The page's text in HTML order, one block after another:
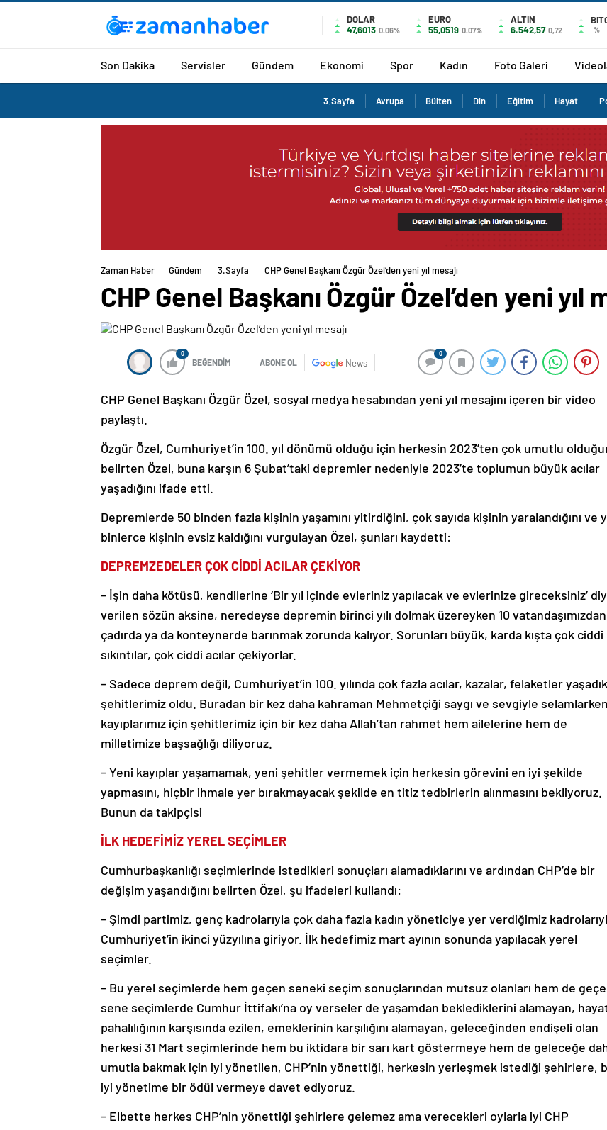
DOLAR
47,6013 0.06%
EURO
55,0519 0.07%
ALTIN
6.542,57 0,72 %
Son Dakika Servisler Gündem Ekonomi Spor Kadın Foto Galeri
3.Sayfa Avrupa Bülten Din Eğitim Hayat
Zaman Haber Gündem 3.Sayfa CHP Genel Başkanı Özgür Özel’den yeni yıl mesajı
CHP Genel Başkanı Özgür Özel’den yeni yıl
0
BEĞENDİM ABONE OL News
0
CHP Genel Başkanı Özgür Özel, sosyal medya hesabından yeni yıl mesajını içeren bir video
paylaştı.
Özgür Özel, Cumhuriyet’in 100. yıl dönümü olduğu için herkesin 2023’ten çok umutlu
belirten Özel, buna karşın 6 Şubat’taki depremler nedeniyle 2023’te toplumun büyük acılar
yaşadığını ifade etti.
Depremlerde 50 binden fazla kişinin yaşamını yitirdiğini, çok sayıda kişinin yaralandığını ve
binlerce kişinin evsiz kaldığını vurgulayan Özel, şunları kaydetti:
DEPREMZEDELER ÇOK CİDDİ ACILAR ÇEKİYOR
– İşin daha kötüsü, kendilerine ‘Bir yıl içinde evleriniz yapılacak ve evlerinize gireceksiniz’
verilen sözün aksine, neredeyse depremin birinci yılı dolmak üzereyken 10 vatandaşımızdan
çadırda ya da konteynerde barınmak zorunda kalıyor. Sorunları büyük, karda kışta çok ciddi
sıkıntılar, çok ciddi acılar çekiyorlar.
– Sadece deprem değil, Cumhuriyet’in 100. yılında çok fazla acılar, kazalar, felaketler
şehitlerimiz oldu. Buradan bir kez daha kahraman Mehmetçiği saygı ve sevgiyle
kayıplarımız için şehitlerimiz için bir kez daha Allah’tan rahmet hem ailelerine hem de
milletimize başsağlığı diliyoruz.
– Yeni kayıplar yaşamamak, yeni şehitler vermemek için herkesin görevini en iyi şekilde
yapmasını, hiçbir ihmale yer bırakmayacak şekilde en titiz tedbirlerin alınmasını bekliyoruz.
Bunun da takipçisi
İLK HEDEFİMİZ YEREL SEÇİMLER
Cumhurbaşkanlığı seçimlerinde istedikleri sonuçları alamadıklarını ve ardından CHP’de bir
değişim yaşandığını belirten Özel, şu ifadeleri kullandı:
– Şimdi partimiz, genç kadrolarıyla çok daha fazla kadın yöneticiye yer verdiğimiz
Cumhuriyet’in ikinci yüzyılına giriyor. İlk hedefimiz mart ayının sonunda yapılacak yerel
seçimler.
– Bu yerel seçimlerde hem geçen seneki seçim sonuçlarından mutsuz olanları hem de
sene seçimlerde Cumhur İttifakı’na oy verseler de yaşamdan beklediklerini alamayan,
pahalılığının karşısında ezilen, emeklerinin karşılığını alamayan, geleceğinden endişeli olan
herkesi 31 Mart seçimlerinde hem bu iktidara bir sarı kart göstermeye hem de geleceğe
umutla bakmak için iyi yönetilen, CHP’nin yönettiği, herkesin yerleşmek istediği şehirlere,
iyi yönetime bir ödül vermeye davet ediyoruz.
– Elbette herkes CHP’nin yönettiği şehirlere gelemez ama verecekleri oylarla iyi CHP